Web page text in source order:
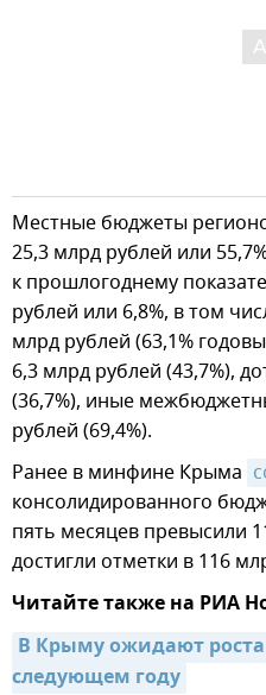
Местные бюджеты
25,3 млрд рублей или
к прошлогоднему
рублей или 6,8%, в том
млрд рублей (63,1%
6,3 млрд рублей (43,7%),
(36,7%), иные
рублей (69,4%).
Ранее в минфине Крыма
консолидированного
пять месяцев превысили
достигли отметки в 116
Читайте также на РИА
В Крыму ожидают
следующем году